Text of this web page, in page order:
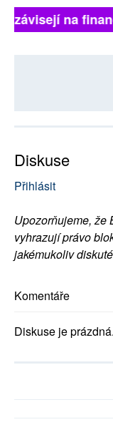
na
Diskuse
Přihlásit
Upozorňujeme, že
vyhrazují právo
jakémukoliv
Komentáře
Diskuse je prázdná.